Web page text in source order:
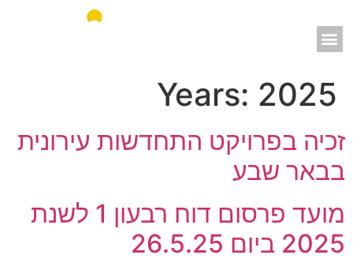
Years: 2025
זכיה בפרויקט התחדשות עירונית
בבאר שבע
מועד פרסום דוח רבעון 1 לשנת
2025 ביום 26.5.25